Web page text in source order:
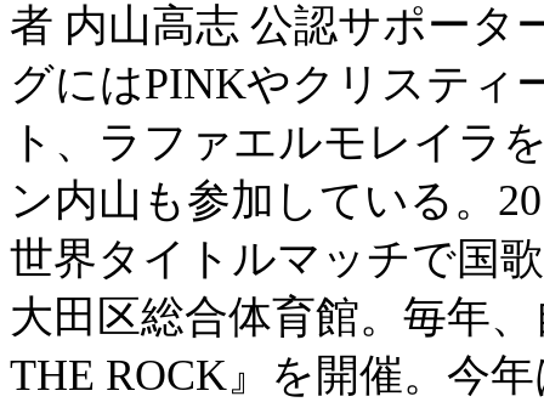
者 内山高志 公認サポータ
グにはPINKやクリスティ
ト、ラファエルモレイラ
ン内山も参加している。
世界タイトルマッチで国
大田区総合体育館。毎年
THE ROCK』を開催。今